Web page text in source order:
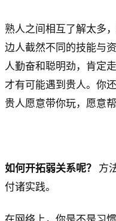
熟人之间相互了解太多
边人截然不同的技能与
人勤奋和聪明劲，肯定
才有可能遇到贵人。你
贵人愿意带你玩，愿意
如何开拓弱关系呢？
方
付诸实践。